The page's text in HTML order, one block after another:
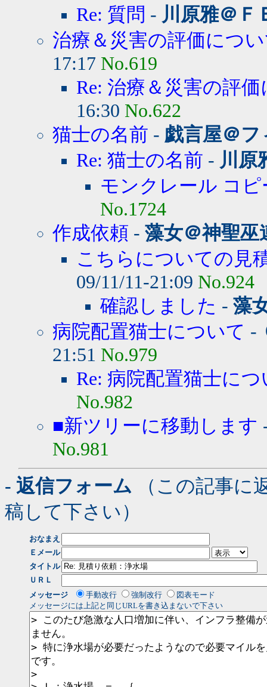
Re: 質問 - 川原雅＠Ｆ
治療＆災害の評価につ
17:17 No.619
Re: 治療＆災害の評
16:30 No.622
猫士の名前 - 戯言屋＠
Re: 猫士の名前 - 川原
モンクレール コ
No.1724
作成依頼 - 藻女＠神聖巫
こちらについての見
09/11/11-21:09 No.924
確認しました - 藻
病院配置猫士について -
21:51 No.979
Re: 病院配置猫士に
No.982
■新ツリーに移動します
No.981
- 返信フォーム （この記事に
稿して下さい）
おなまえ
Ｅメール
タイトル
ＵＲＬ
メッセージ
手動改行 強制改行
図表モード
メッセージには上記と同じURLを書き込まないで下さい